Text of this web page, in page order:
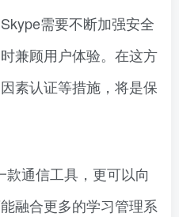
需要不断加强安全
兼顾用户体验。在这方
素认证等措施，将是保
通信工具，更可以向
融合更多的学习管理系